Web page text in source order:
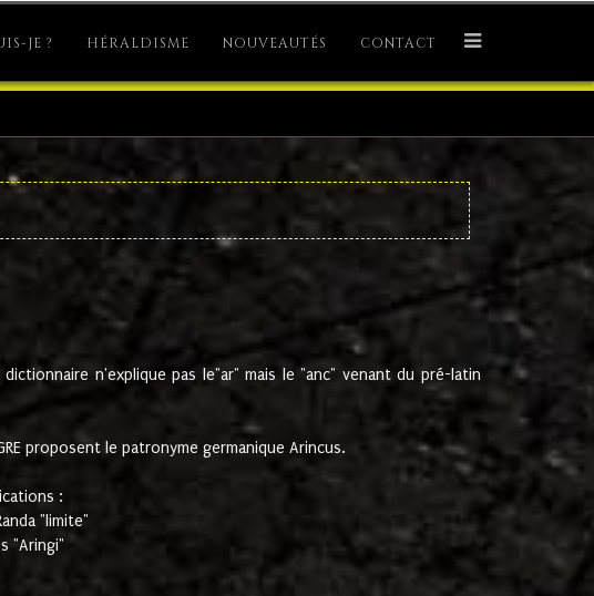
JE ? HÉRALDISME NOUVEAUTÉS CONTACT
dictionnaire n'explique pas le"ar" mais le "anc" venant du pré-latin
proposent le patronyme germanique Arincus.
:
"limite"
"Aringi"